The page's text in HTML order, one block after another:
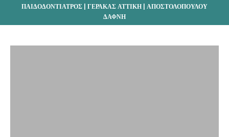
ΠΑΙΔΟΔΟΝΤΙΑΤΡΟΣ | ΓΕΡΑΚΑΣ ΑΤΤΙΚΗ | ΑΠΟΣΤΟΛΟΠΟΥΛΟΥ
ΔΑΦΝΗ